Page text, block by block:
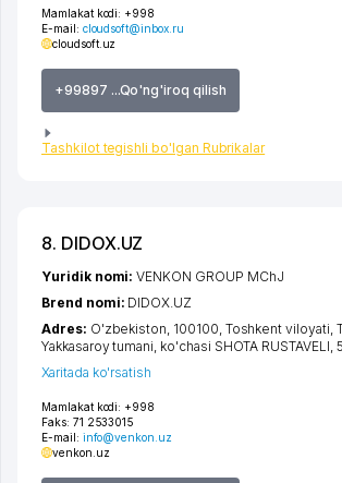
Mamlakat kodi: +998
E-mail: cloudsoft@inbox.ru
cloudsoft.uz
+99897 ...Qo'ng'iroq qilish
Tashkilot tegishli bo'lgan Rubrikalar
8. DIDOX.UZ
Mamlakat kodi: +998
Faks: 71 2533015
E-mail: info@venkon.uz
venkon.uz
Yuridik nomi:VENKON GROUP MChJ
Brend nomi: DIDOX.UZ
Adres: O'zbekiston, 100100, Toshkent viloyati
Yakkasaroy tumani ko'chasi SHOTA RUSTAVELI ,
Xaritada ko'rsatish